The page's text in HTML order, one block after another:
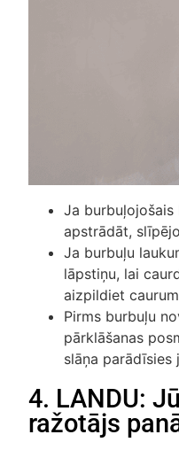
Ja burbuļojošais
apstrādāt,
Ja burbuļu
lāpstiņu, lai
aizpildiet
Pirms burbuļu
pārklāšanas
slāņa parādīsies
4. LANDU:
ražotājs